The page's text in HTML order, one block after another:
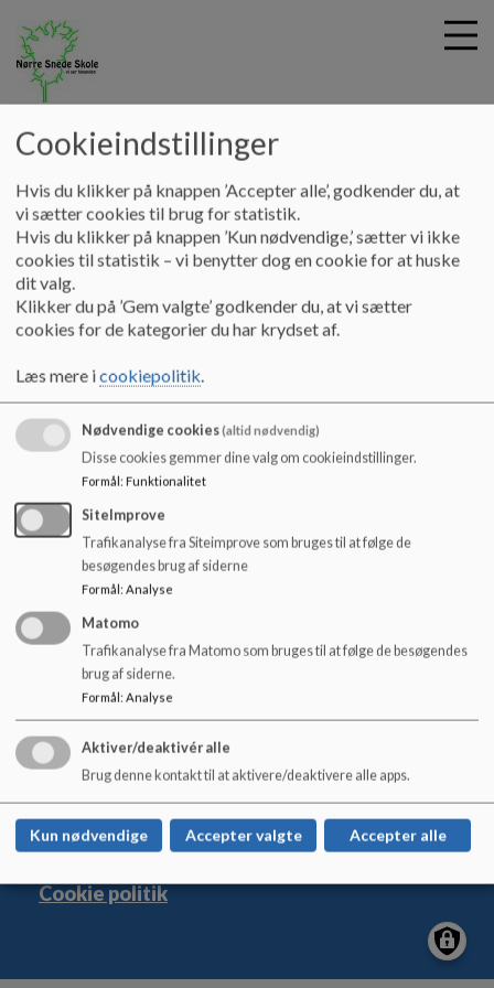
i
nsskole
Kontakt Uddannelsesvejledning
Uddannelsesvejledning
Grundskolevejleder
Direkte: +4599604290
Mobil: +4521747833
E-mail: timceli@ikast-brande.dk
Nørre Snede Skole
Skovbakken 7, 8766 Nørre Snede
nsskole@ikast-brande.dk
+45 99605600
EAN NR.
5798006300327
Sitemap
Cookie politik
Cookieindstillinger
Hvis du klikker på knappen ’Accepter alle’, godkender du, at
vi sætter cookies til brug for statistik.
Hvis du klikker på knappen ’Kun nødvendige,’ sætter vi ikke
cookies til statistik – vi benytter dog en cookie for at huske
dit valg.
Klikker du på ’Gem valgte’ godkender du, at vi sætter
cookies for de kategorier du har krydset af.
Læs mere icookiepolitik.
Nødvendige cookies(altid nødvendig)
Disse cookies gemmer dine valg om cookieindstillinger.
Formål: Funktionalitet
SiteImprove
Trafikanalyse fra Siteimprove som bruges til at følge de
besøgendes brug af siderne
Formål: Analyse
Matomo
Trafikanalyse fra Matomo som bruges til at følge de besøgendes
brug af siderne.
Formål: Analyse
Aktiver/deaktivér alle
Brug denne kontakt til at aktivere/deaktivere alle apps.
Kun nødvendige Accepter valgte Accepter alle